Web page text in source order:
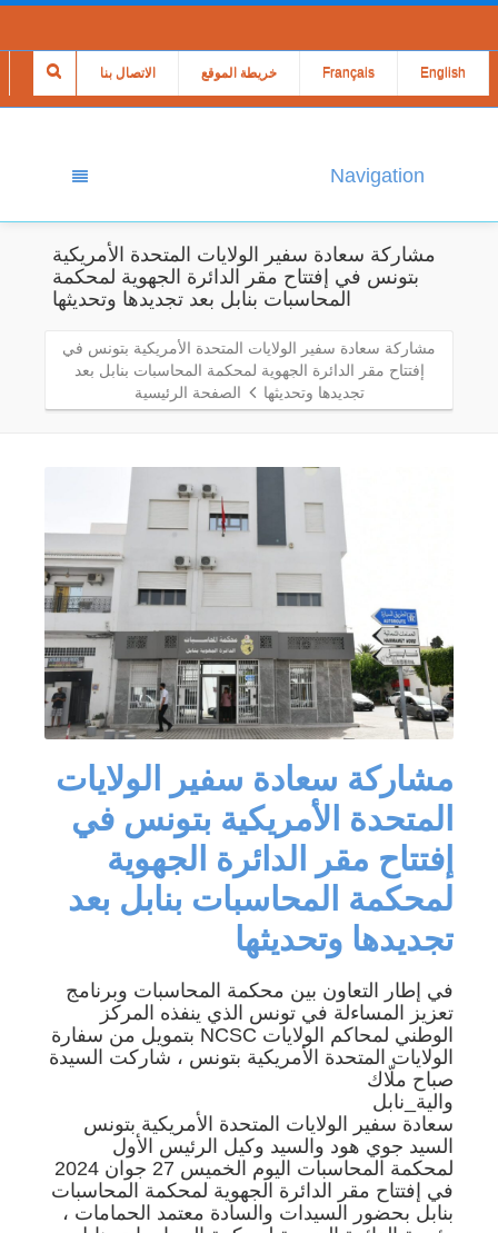
الاتصال بنا خريطة الموقع Français English
Navigation
مشاركة سعادة سفير الولايات المتحدة الأمريكية
بتونس في إفتتاح مقر الدائرة الجهوية لمحكمة
المحاسبات بنابل بعد تجديدها وتحديثها
مشاركة سعادة سفير الولايات المتحدة الأمريكية بتونس في
إفتتاح مقر الدائرة الجهوية لمحكمة المحاسبات بنابل بعد
تجديدها وتحديثها
الصفحة الرئيسية
مشاركة سعادة سفير الولايات
المتحدة الأمريكية بتونس في
إفتتاح مقر الدائرة الجهوية
لمحكمة المحاسبات بنابل بعد
تجديدها وتحديثها
في إطار التعاون بين محكمة المحاسبات وبرنامج
تعزيز المساءلة في تونس الذي ينفذه المركز
الوطني لمحاكم الولايات NCSC بتمويل من سفارة
الولايات المتحدة الأمريكية بتونس ، شاركت السيدة
صباح ملّاك
والية_نابل
سعادة سفير الولايات المتحدة الأمريكية بتونس
السيد جوي هود والسيد وكيل الرئيس الأول
لمحكمة المحاسبات اليوم الخميس 27 جوان 2024
في إفتتاح مقر الدائرة الجهوية لمحكمة المحاسبات
بنابل بحضور السيدات والسادة معتمد الحمامات ،